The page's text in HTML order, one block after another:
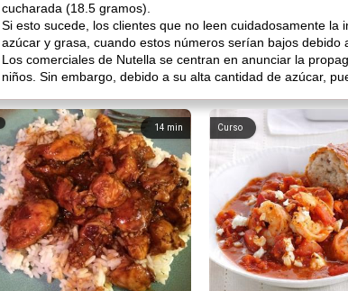
cucharada (18.5 gramos).
Si esto sucede, los clientes que no leen cuidadosamente
azúcar y grasa, cuando estos números serían bajos debido
Los comerciales de Nutella se centran en anunciar la
niños. Sin embargo, debido a su alta cantidad de azúcar,
14 min Curso